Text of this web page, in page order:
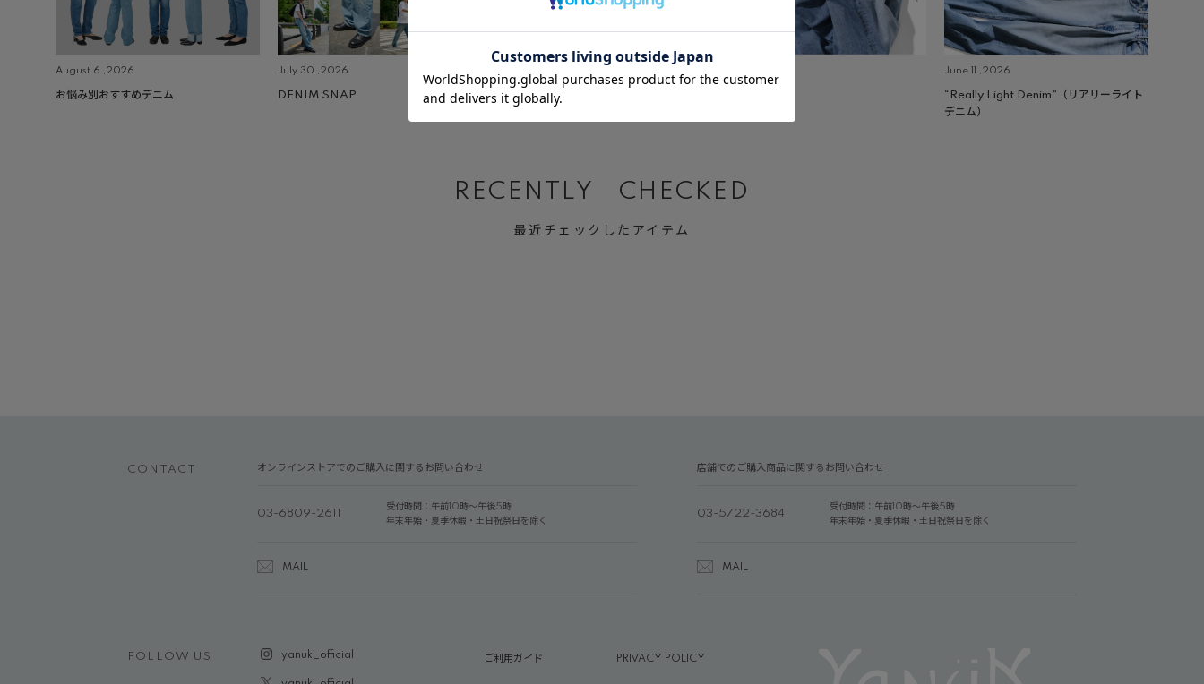
August 6 ,2026
お悩み別おすすめデニム
July 30 ,2026
DENIM SNAP BLACK&GRAY DENIM
June 11 ,2026
“Really Light Denim”（リアリーライト
デニム）
RECENTLY CHECKED
最近チェックしたアイテム
CONTACT オンラインストアでのご購入に関するお問い合わせ
03-6809-2611
受付時間：午前10時～午後5時
年末年始・夏季休暇・土日祝祭日を除く
MAIL
店舗でのご購入商品に関するお問い合わせ
03-5722-3684
受付時間：午前10時～午後5時
年末年始・夏季休暇・土日祝祭日を除く
MAIL
FOLLOW US yanuk_official ご利用ガイド PRIVACY POLICY